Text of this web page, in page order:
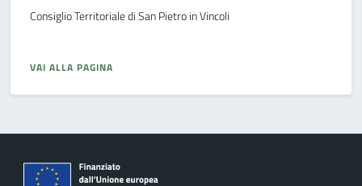
Consiglio Territoriale di San Pietro in Vincoli
VAI ALLA PAGINA